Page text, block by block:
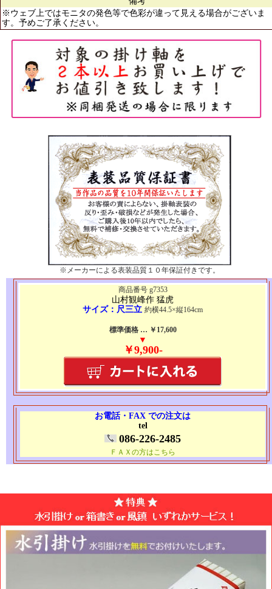
※ウェブ上ではモニタの発色等で色彩が違って見える場合がございま
す。予めご了承ください。
※メーカーによる表装品質１０年保証付きです。
商品番号 g7353
山村観峰作 猛虎
サイズ：尺三立 約横44.5×縦164cm
標準価格 … ￥17,600
▼
￥9,900-
お電話・FAX での注文は
tel
086-226-2485
ＦＡＸの方はこちら